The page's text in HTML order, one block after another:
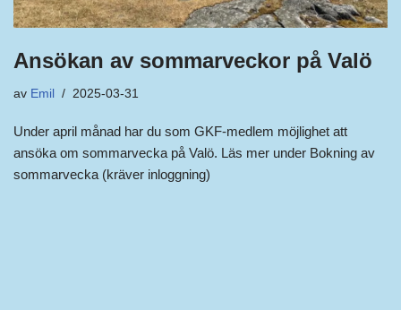
Ansökan av sommarveckor på Valö
av Emil 2025-03-31
Under april månad har du som GKF-medlem möjlighet att
ansöka om sommarvecka på Valö. Läs mer under Bokning av
sommarvecka (kräver inloggning)